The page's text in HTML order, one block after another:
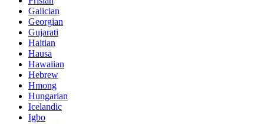
Galician
Georgian
Gujarati
Haitian
Hausa
Hawaiian
Hebrew
Hmong
Hungarian
Icelandic
Igbo